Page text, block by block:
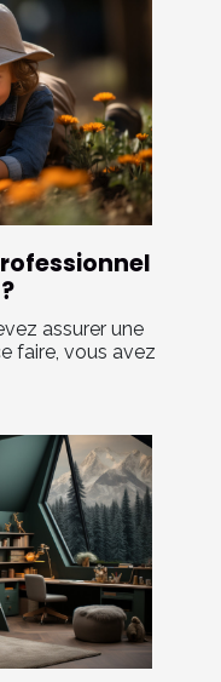
assurer une
faire, vous avez